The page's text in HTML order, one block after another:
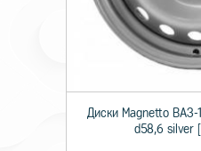
Технические
Происхождение
Монтажный диаметр
Диски Magnetto
d58,6 silver